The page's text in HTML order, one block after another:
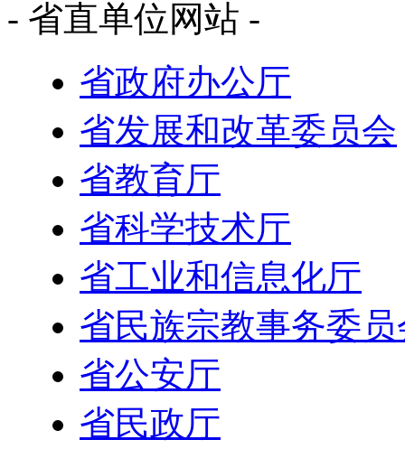
- 省直单位网站 -
省政府办公厅
省发展和改革委员会
省教育厅
省科学技术厅
省工业和信息化厅
省民族宗教事务委员
省公安厅
省民政厅